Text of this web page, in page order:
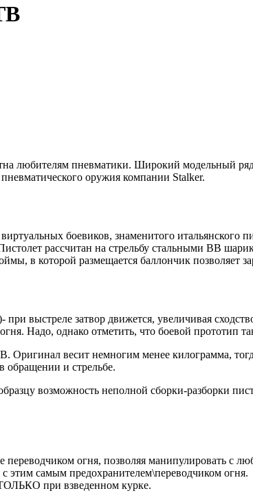
любителям пневматики. Широкий модельный
оружия компании Stalker.
боевиков, знаменитого итальянского
рассчитан на стрельбу стальными ВВ
в которой размещается баллончик позволяет
выстреле затвор движется, увеличивая
Надо, однако отметить, что боевой прототип
весит немногим менее килограмма,
обращении и стрельбе.
возможность неполной сборки-разборки
переводчиком огня, позволяя манипулировать с
этим самым предохранителем\переводчиком
при взведенном курке.